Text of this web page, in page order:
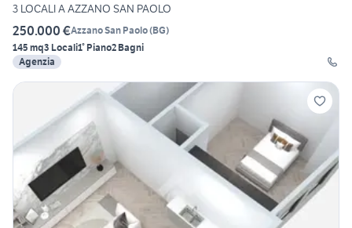
3 LOCALI A AZZANO SAN PAOLO
250.000 €Azzano San Paolo(BG)
145 mq3 Locali1° Piano2 Bagni
Agenzia